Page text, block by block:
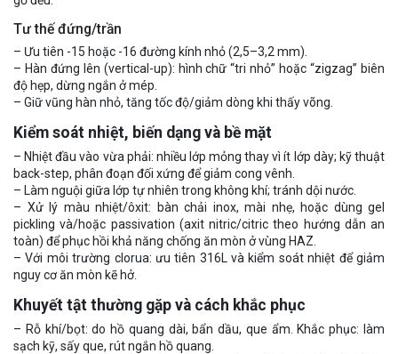
Tư thế đứng/trần
– Ưu tiên -15 hoặc -16 đường kính nhỏ (2,5–3,2 mm).
– Hàn đứng lên (vertical-up): hình chữ “tri nhỏ” hoặc “zigzag” biên
độ hẹp, dừng ngắn ở mép.
– Giữ vũng hàn nhỏ, tăng tốc độ/giảm dòng khi thấy võng.
Kiểm soát nhiệt, biến dạng và bề mặt
– Nhiệt đầu vào vừa phải: nhiều lớp mỏng thay vì ít lớp dày; kỹ thuật
back-step, phân đoạn đối xứng để giảm cong vênh.
– Làm nguội giữa lớp tự nhiên trong không khí; tránh dội nước.
– Xử lý màu nhiệt/ôxit: bàn chải inox, mài nhẹ, hoặc dùng gel
pickling và/hoặc passivation (axit nitric/citric theo hướng dẫn an
toàn) để phục hồi khả năng chống ăn mòn ở vùng HAZ.
– Với môi trường clorua: ưu tiên 316L và kiểm soát nhiệt để giảm
nguy cơ ăn mòn kẽ hở.
Khuyết tật thường gặp và cách khắc phục
– Rỗ khí/bọt: do hồ quang dài, bẩn dầu, que ẩm. Khắc phục: làm
sạch kỹ, sấy que, rút ngắn hồ quang.